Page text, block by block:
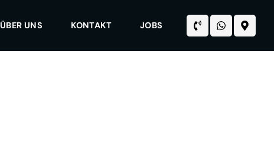
ÜBER UNS KONTAKT JOBS